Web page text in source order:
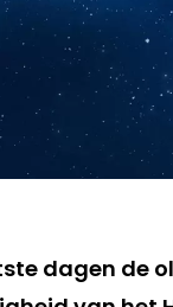
dagen de